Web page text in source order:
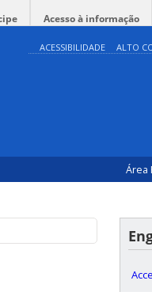
Acesso à informação
ACESSIBILIDADE ALTO
Área